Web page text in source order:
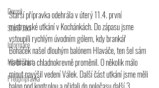
Dorost
Starší žáci
Informace
Mladší žáci
Předpřípravka
Starší přípravka odehrála v úterý 11.4. první
mistrovské utkání v Kochánkách. Do zápasu jsme
vstoupili rychlým úvodním gólem, kdy brankář
Boháček našel dlouhým balónem Hlaváče, ten šel sám
na bránu a chladnokrevně proměnil. O několik málo
minut navýšil vedení Válek. Další část utkání jsme měli